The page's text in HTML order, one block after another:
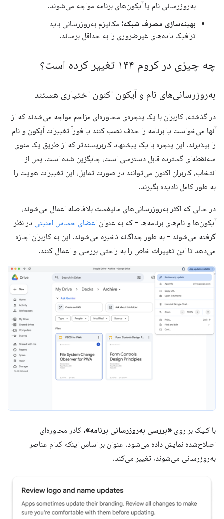
به‌روزرسانی نام یا آیکون‌های برنامه مواجه می‌شوند.
بهینه‌سازی مصرف شبکه: مکانیزم به‌روزرسانی باید
ترافیک داده‌های غیرضروری را به حداقل برساند.
چه چیزی در کروم ۱۴۴ تغییر کرده است؟
به‌روزرسانی‌های نام و آیکون اکنون اختیاری هستند
در گذشته، کاربران با یک پنجره‌ی محاوره‌ای مزاحم مواجه می‌شدند که از
آنها می‌خواست یا برنامه را حذف نصب کنند یا فوراً تغییرات آیکون و نام
را بپذیرند. این پنجره با یک پیشنهاد کاربرپسندتر که از طریق یک منوی
سه‌نقطه‌ای گسترده قابل دسترسی است، جایگزین شده است. پس از
انتخاب، کاربران اکنون می‌توانند در صورت تمایل، این تغییرات هویت را
به طور کامل نادیده بگیرند.
در حالی که اکثر به‌روزرسانی‌های مانیفست بلافاصله اعمال می‌شوند،
آیکون‌ها و نام‌های برنامه‌ها - که به عنوان اعضای حساس امنیتی در نظر
گرفته می‌شوند - به طور جداگانه ذخیره می‌شوند. این به کاربران اجازه
می‌دهد تا این تغییرات خاص را به راحتی بررسی و اعمال کنند.
با کلیک بر روی «بررسی به‌روزرسانی برنامه»، کادر محاوره‌ای
اصلاح‌شده نمایش داده می‌شود. عنوان بر اساس اینکه کدام عناصر
به‌روزرسانی می‌شوند، تغییر می‌کند.